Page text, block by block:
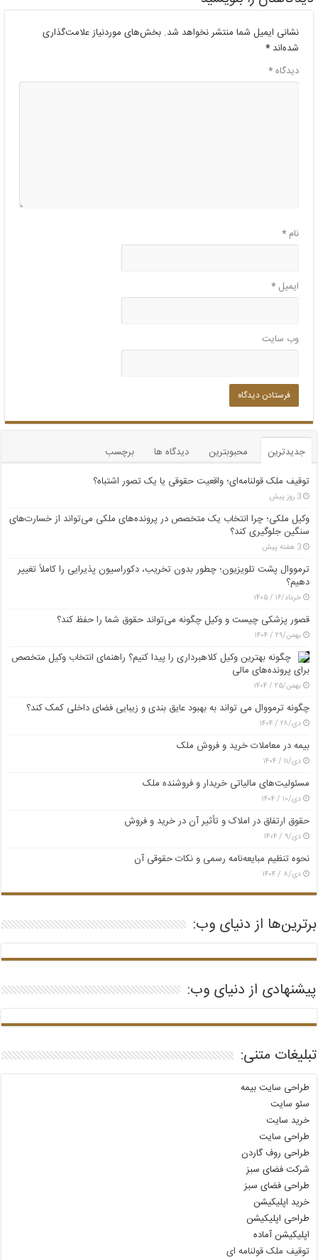
نشانی ایمیل شما منتشر نخواهد شد. بخش‌های موردنیاز علامت‌گذاری
شده‌اند*
دیدگاه*
نام*
ایمیل*
وب‌ سایت
جدیدترین محبوبترین دیدگاه ها
برچسب
توقیف ملک قولنامه‌ای؛ واقعیت حقوقی یا یک تصور اشتباه؟
3 روز پیش
وکیل ملکی؛ چرا انتخاب یک متخصص در پرونده‌های ملکی می‌تواند از خسارت‌های
سنگین جلوگیری کند؟
3 هفته پیش
ترمووال پشت تلویزیون؛ چطور بدون تخریب، دکوراسیون پذیرایی را کاملاً تغییر
دهیم؟
خرداد/۱۶ / ۱۴۰۵
قصور پزشکی چیست و وکیل چگونه می‌تواند حقوق شما را حفظ کند؟
بهمن/۲۹ / ۱۴۰۴
چگونه بهترین وکیل کلاهبرداری را پیدا کنیم؟ راهنمای انتخاب وکیل متخصص
برای پرونده‌های مالی
بهمن/۲۵ / ۱۴۰۴
چگونه ترمووال می تواند به بهبود عایق بندی و زیبایی فضای داخلی کمک کند؟
دی/۲۸ / ۱۴۰۴
بیمه در معاملات خرید و فروش ملک
دی/۱۱ / ۱۴۰۴
مسئولیت‌های مالیاتی خریدار و فروشنده ملک
دی/۱۰ / ۱۴۰۴
حقوق ارتفاق در املاک و تأثیر آن در خرید و فروش
دی/۹ / ۱۴۰۴
نحوه تنظیم مبایعه‌نامه رسمی و نکات حقوقی آن
دی/۸ / ۱۴۰۴
برترین‌ها از دنیای وب:
پیشنهادی از دنیای وب:
تبلیغات متنی:
طراحی سایت بیمه
سئو سایت
خرید سایت
طراحی سایت
طراحی روف گاردن
شرکت فضای سبز
طراحی فضای سبز
خرید اپلیکیشن
طراحی اپلیکیشن
اپلیکیشن آماده
توقیف ملک قولنامه‌ ای